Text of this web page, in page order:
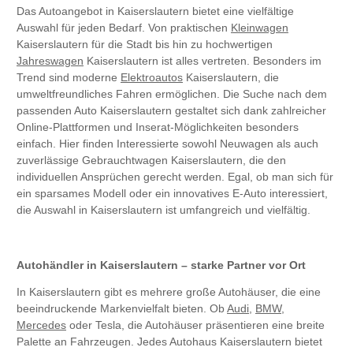
Das Autoangebot in Kaiserslautern bietet eine vielfältige
Auswahl für jeden Bedarf. Von praktischen Kleinwagen
Kaiserslautern für die Stadt bis hin zu hochwertigen
Jahreswagen Kaiserslautern ist alles vertreten. Besonders im
Trend sind moderne Elektroautos Kaiserslautern, die
umweltfreundliches Fahren ermöglichen. Die Suche nach dem
passenden Auto Kaiserslautern gestaltet sich dank zahlreicher
Online-Plattformen und Inserat-Möglichkeiten besonders
einfach. Hier finden Interessierte sowohl Neuwagen als auch
zuverlässige Gebrauchtwagen Kaiserslautern, die den
individuellen Ansprüchen gerecht werden. Egal, ob man sich für
ein sparsames Modell oder ein innovatives E-Auto interessiert,
die Auswahl in Kaiserslautern ist umfangreich und vielfältig.
Autohändler in Kaiserslautern – starke Partner vor Ort
In Kaiserslautern gibt es mehrere große Autohäuser, die eine
beeindruckende Markenvielfalt bieten. ObAudi, BMW,
Mercedes oder Tesla, die Autohäuser präsentieren eine breite
Palette an Fahrzeugen. Jedes Autohaus Kaiserslautern bietet